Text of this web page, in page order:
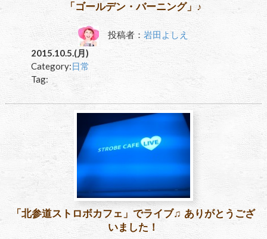
「ゴールデン・バーニング」♪
投稿者：岩田よしえ
2015.10.5.(月)
Category:日常
Tag:
「北参道ストロボカフェ」でライブ♫ ありがとうござ
いました！